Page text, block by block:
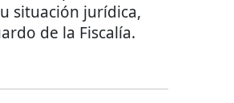
situación jurídica,
de la Fiscalía.